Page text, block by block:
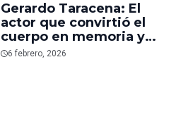
Gerardo Taracena: El
actor que convirtió el
cuerpo en memoria y
la raíz en cine
6 febrero, 2026